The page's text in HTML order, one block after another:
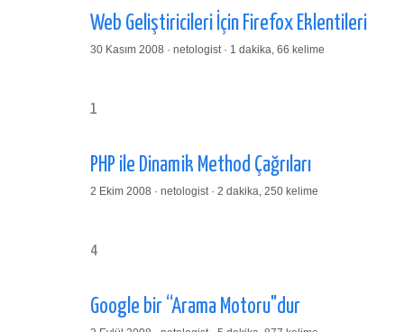
Web Geliştiricileri İçin Firefox Eklentileri
30 Kasım 2008 · netologist · 1 dakika, 66 kelime
1
PHP ile Dinamik Method Çağrıları
2 Ekim 2008 · netologist · 2 dakika, 250 kelime
4
Google bir “Arama Motoru"dur